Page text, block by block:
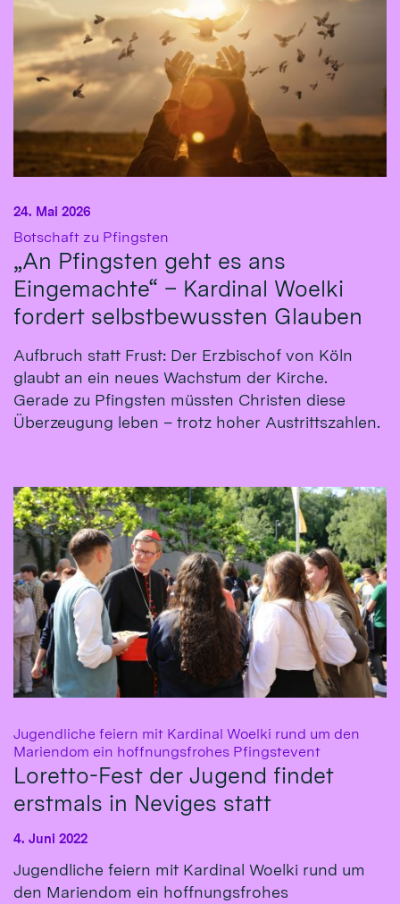
Botschaft zu Pfingsten
„An Pfingsten geht es ans
Eingemachte“ – Kardinal Woelki
fordert selbstbewussten Glauben
24. Mai 2026
Aufbruch statt Frust: Der Erzbischof von Köln
glaubt an ein neues Wachstum der Kirche.
Gerade zu Pfingsten müssten Christen diese
Überzeugung leben – trotz hoher Austrittszahlen.
Jugendliche feiern mit Kardinal Woelki rund um den
Mariendom ein hoffnungsfrohes Pfingstevent:
Loretto-Fest der Jugend findet
erstmals in Neviges statt
4. Juni 2022
Jugendliche feiern mit Kardinal Woelki rund um
den Mariendom ein hoffnungsfrohes